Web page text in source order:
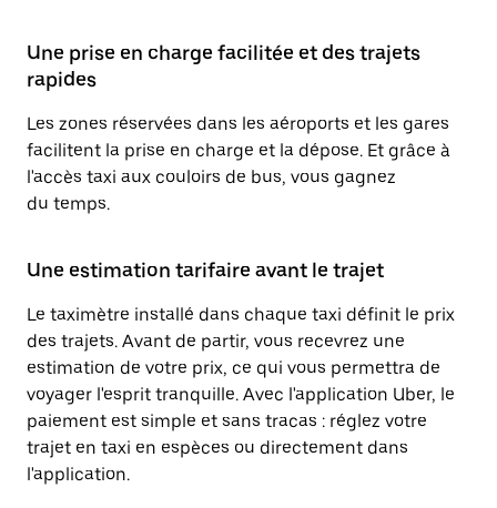
Une prise en charge facilitée et des trajets
rapides
Les zones réservées dans les aéroports et les gares
facilitent la prise en charge et la dépose. Et grâce à
l'accès taxi aux couloirs de bus, vous gagnez
du temps.
Une estimation tarifaire avant le trajet
Le taximètre installé dans chaque taxi définit le prix
des trajets. Avant de partir, vous recevrez une
estimation de votre prix, ce qui vous permettra de
voyager l'esprit tranquille. Avec l'application Uber, le
paiement est simple et sans tracas : réglez votre
trajet en taxi en espèces ou directement dans
l'application.